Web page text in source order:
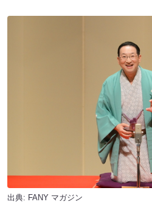
出典: FANY マガジン